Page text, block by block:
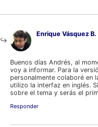
Enrique Vásquez B.
Buenos días Andrés, al
voy a informar. Para la
personalmente colaboré en
utilizo la interfaz en inglés.
sobre el tema y serás el
Responder